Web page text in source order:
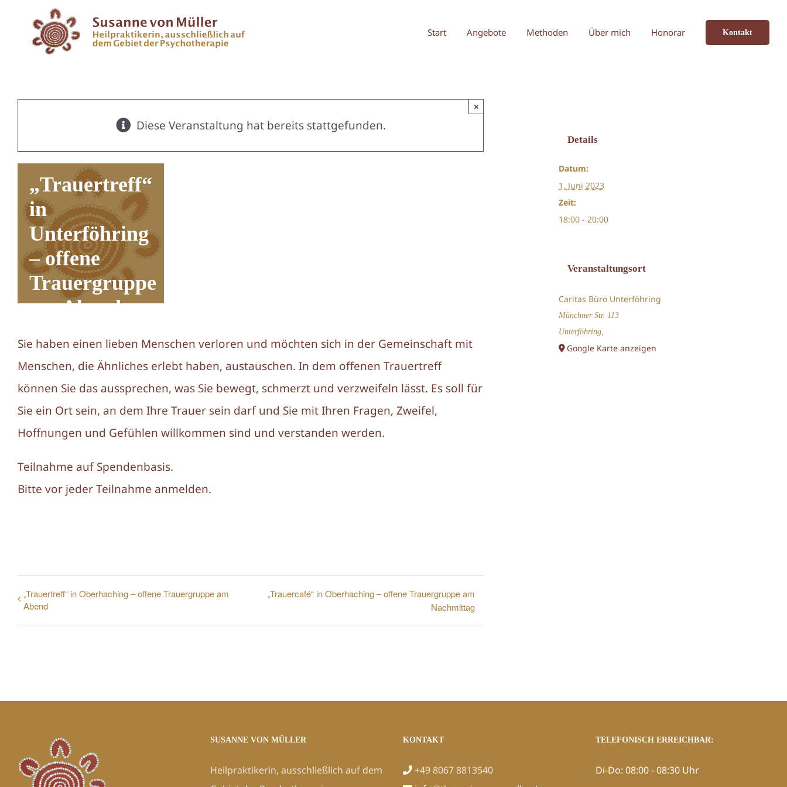
springen
Start Angebote Methoden Über mich Honorar Kontakt
Diese Veranstaltung hat bereits stattgefunden.
×
„Trauertreff“
in
Unterföhring
– offene
Trauergruppe
am Abend
Sie haben einen lieben Menschen verloren und möchten sich in der Gemeinschaft mit
Menschen, die Ähnliches erlebt haben, austauschen. In dem offenen Trauertreff
können Sie das aussprechen, was Sie bewegt, schmerzt und verzweifeln lässt. Es soll für
Sie ein Ort sein, an dem Ihre Trauer sein darf und Sie mit Ihren Fragen, Zweifel,
Hoffnungen und Gefühlen willkommen sind und verstanden werden.
Teilnahme auf Spendenbasis.
Bitte vor jeder Teilnahme anmelden.
„Trauertreff“ in Oberhaching – offene Trauergruppe am
Abend
„Trauercafé“ in Oberhaching – offene Trauergruppe am
Nachmittag
Details
Datum:
1. Juni 2023
Zeit:
18:00 - 20:00
Veranstaltungsort
Caritas Büro Unterföhring
Münchner Str. 113
Unterföhring,
Google Karte anzeigen
SUSANNE VON MÜLLER
Heilpraktikerin, ausschließlich auf dem
KONTAKT
+49 8067 8813540
TELEFONISCH ERREICHBAR:
Di-Do: 08:00 - 08:30 Uhr